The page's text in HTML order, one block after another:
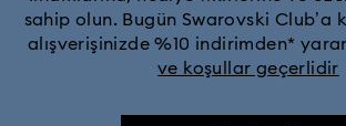
sahip olun. Bugün Swarovski Club’a
alışverişinizde %10 indirimden*
ve koşullar geçerlidir